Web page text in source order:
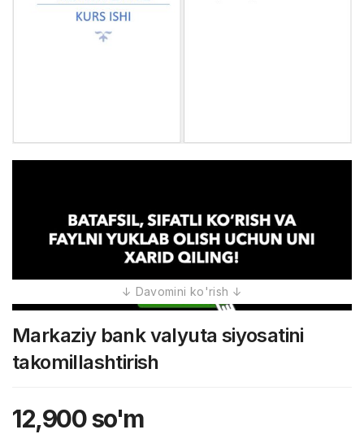
Markaziy bank valyuta siyosatini
takomillashtirish
12,900so'm